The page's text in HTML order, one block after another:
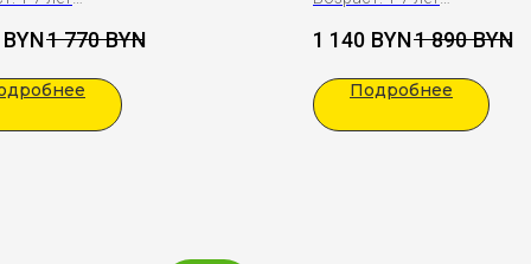
бант на капот
BYN1 770 BYN
Подарки:
Праздничный бант на
1 140 BYN1 890 BYN
Подробнее